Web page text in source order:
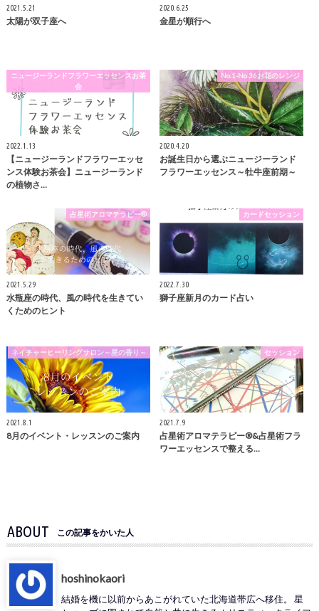
2021.5.21
太陽が双子座へ
2020.6.25
金星が順行へ
ニュージーランドフラワーエッセンスお茶
会
2022.1.13
【ニュージーランドフラワーエッセ
ンス体験お茶会】ニュージーランド
の植物さ…
No.1-No.36お花のレンジ
2020.4.20
お誕生日から選ぶニュージーランド
フラワーエッセンス～牡牛座前期～
占星術アロマテラピー®
2021.5.29
水瓶座の時代、風の時代を生きてい
くためのヒント
カードセッション
2022.7.30
獅子座新月のカード占い
ネイチャーヒーリングサロン～星の香り～
2021.8.1
8月のイベント・レッスンのご案内
セッション
2021.7.9
占星術アロマテラピー®️&占星術フラ
ワーエッセンスで整える…
ABOUT この記事をかいた人
hoshinokaori
結婚を機に以前からあこがれていた北海道帯広へ移住。 星